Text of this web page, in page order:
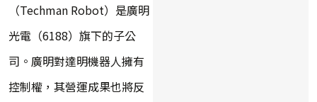
（Techman Robot）是廣明
光電（6188）旗下的子公
司。廣明對達明機器人擁有
控制權，其營運成果也將反